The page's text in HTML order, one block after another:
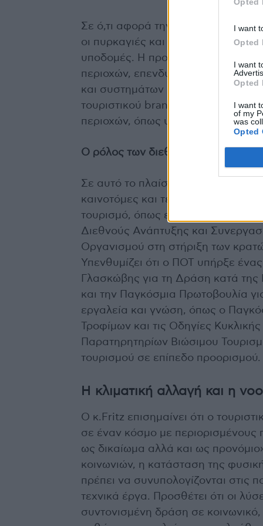
I want
Opted
I want
Opted
I want
of my
was
Opted
Σε ό,τι αφορά την Ελλάδα και εδώ
οι πυρκαγιές και η διάβρωση των
υποδομές. Η προσαρμογή απαιτεί
περιοχών, επενδύσεις σε
και συστημάτων διαχείρισης
τουριστικού brand της Ελλάδας
περιοχών, όπως υπογραμμίζει η
Ο ρόλος των διεθνών οργανισμών
Σε αυτό το πλαίσιο ο
καινοτόμες και τεχνικές
τουρισμό, όπως επισημαίνει ο
Διεθνούς Ανάπτυξης και
Οργανισμού στη στήριξη των
Υπενθυμίζει ότι ο ΠΟΤ υπήρξε
Γλασκώβης για τη Δράση κατά
και την Παγκόσμια Πρωτοβουλία
εργαλεία και γνώση, όπως ο
Τροφίμων και τις Οδηγίες
Παρατηρητηρίων Βιώσιμου
τουρισμού σε επίπεδο προορισμού.
Η κλιματική αλλαγή και η
Ο κ.Fritz επισημαίνει ότι ο
σε έναν κόσμο με περιορισμένους
ως δικαίωμα αλλά και ως
κοινωνιών, η κατάσταση της
πρέπει να συνυπολογίζονται στις
τεχνικά έργα. Προσθέτει ότι οι
συντονισμένη δράση σε κοινωνικό,